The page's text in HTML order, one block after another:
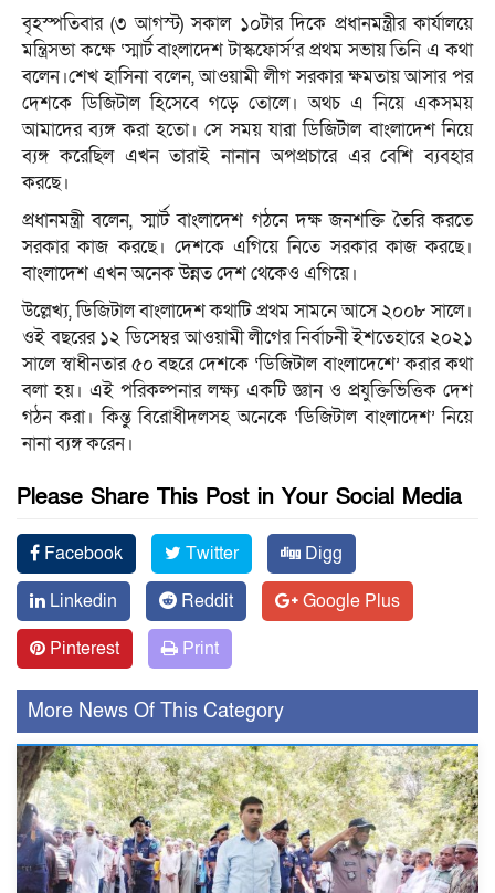
বৃহস্পতিবার (৩ আগস্ট) সকাল ১০টার দিকে প্রধানমন্ত্রীর কার্যালয়ে
মন্ত্রিসভা কক্ষে ‘স্মার্ট বাংলাদেশ টাস্কফোর্স’র প্রথম সভায় তিনি এ কথা
বলেন।শেখ হাসিনা বলেন, আওয়ামী লীগ সরকার ক্ষমতায় আসার পর
দেশকে ডিজিটাল হিসেবে গড়ে তোলে। অথচ এ নিয়ে একসময়
আমাদের ব্যঙ্গ করা হতো। সে সময় যারা ডিজিটাল বাংলাদেশ নিয়ে
ব্যঙ্গ করেছিল এখন তারাই নানান অপপ্রচারে এর বেশি ব্যবহার
করছে।
প্রধানমন্ত্রী বলেন, স্মার্ট বাংলাদেশ গঠনে দক্ষ জনশক্তি তৈরি করতে
সরকার কাজ করছে। দেশকে এগিয়ে নিতে সরকার কাজ করছে।
বাংলাদেশ এখন অনেক উন্নত দেশ থেকেও এগিয়ে।
উল্লেখ্য, ডিজিটাল বাংলাদেশ কথাটি প্রথম সামনে আসে ২০০৮ সালে।
ওই বছরের ১২ ডিসেম্বর আওয়ামী লীগের নির্বাচনী ইশতেহারে ২০২১
সালে স্বাধীনতার ৫০ বছরে দেশকে ‘ডিজিটাল বাংলাদেশে’ করার কথা
বলা হয়। এই পরিকল্পনার লক্ষ্য একটি জ্ঞান ও প্রযুক্তিভিত্তিক দেশ
গঠন করা। কিন্তু বিরোধীদলসহ অনেকে ‘ডিজিটাল বাংলাদেশ’ নিয়ে
নানা ব্যঙ্গ করেন।
Please Share This Post in Your Social Media
Facebook Twitter
Digg
Linkedin
Reddit
Google Plus
Pinterest
Print
More News Of This Category